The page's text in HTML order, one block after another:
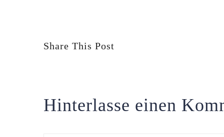
Share This Post
Hinterlasse einen